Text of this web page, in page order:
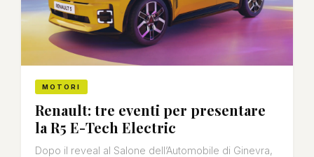
MOTORI
Renault: tre eventi per presentare
la R5 E-Tech Electric
Dopo il reveal al Salone dell’Automobile di Ginevra,